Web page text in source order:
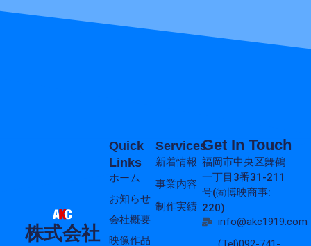
株式会社
Services
新着情報
事業内容
制作実績
Quick
Links
ホーム
お知らせ
会社概要
映像作品
Get In Touch
福岡市中央区舞鶴
一丁目3番31-211
号(㈲博映商事:
220)
info@akc1919.com